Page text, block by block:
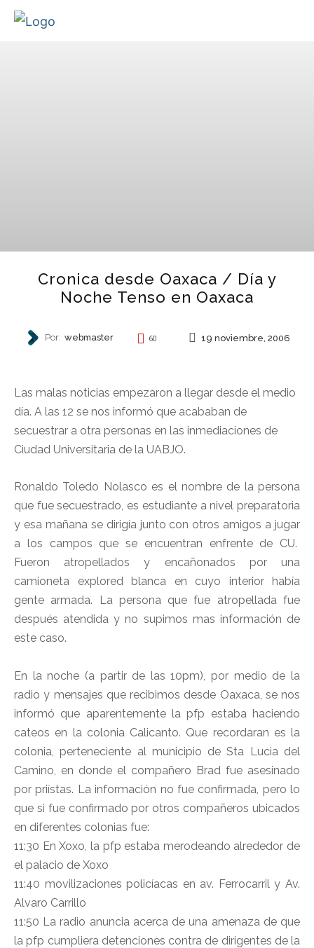
Cronica desde Oaxaca / Día y
Noche Tenso en Oaxaca
Por: webmaster 60 19 noviembre, 2006
Las malas noticias empezaron a llegar desde el medio
día. A las 12 se nos informó que acababan de
secuestrar a otra personas en las inmediaciones de
Ciudad Universitaria de la UABJO.
Ronaldo Toledo Nolasco es el nombre de la persona
que fue secuestrado, es estudiante a nivel preparatoria
y esa mañana se dirigía junto con otros amigos a jugar
a los campos que se encuentran enfrente de CU.
Fueron atropellados y encañonados por una
camioneta explored blanca en cuyo interior había
gente armada. La persona que fue atropellada fue
después atendida y no supimos mas información de
este caso.
En la noche (a partir de las 10pm), por medio de la
radio y mensajes que recibimos desde Oaxaca, se nos
informó que aparentemente la pfp estaba haciendo
cateos en la colonia Calicanto. Que recordaran es la
colonia, perteneciente al municipio de Sta Lucia del
Camino, en donde el compañero Brad fue asesinado
por priístas. La información no fue confirmada, pero lo
que si fue confirmado por otros compañeros ubicados
en diferentes colonias fue:
11:30 En Xoxo, la pfp estaba merodeando alrededor de
el palacio de Xoxo
11:40 movilizaciones policíacas en av. Ferrocarril y Av.
Alvaro Carrillo
11:50 La radio anuncia acerca de una amenaza de que
la pfp cumpliera detenciones contra de dirigentes de la